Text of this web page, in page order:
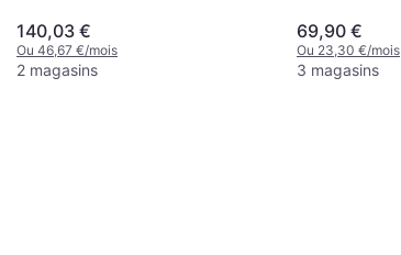
140,03 €
Ou 46,67 €/mois
2 magasins
69,90 €
Ou 23,30 €/mois
3 magasins